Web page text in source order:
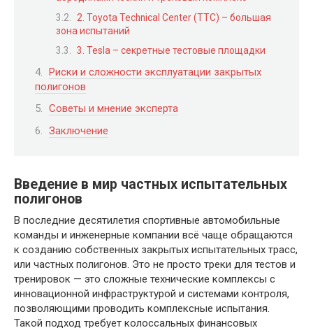
2. Toyota Technical Center (TTC) – большая
зона испытаний
3. Tesla – секретные тестовые площадки
Риски и сложности эксплуатации закрытых
полигонов
Советы и мнение эксперта
Заключение
Введение в мир частных испытательных
полигонов
В последние десятилетия спортивные автомобильные
команды и инженерные компании всё чаще обращаются
к созданию собственных закрытых испытательных трасс,
или частных полигонов. Это не просто треки для тестов и
тренировок — это сложные технические комплексы с
инновационной инфраструктурой и системами контроля,
позволяющими проводить комплексные испытания.
Такой подход требует колоссальных финансовых